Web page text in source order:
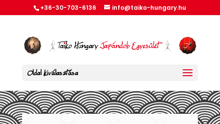
+36-30-703-6136 info@taiko-hungary.hu
Oldal kiválasztása